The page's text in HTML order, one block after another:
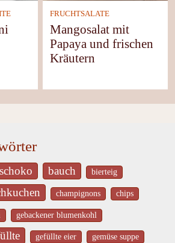
FRUCHTSALATE
Mangosalat mit
Papaya und frischen
Kräutern
bauch bierteig
champignons chips
gebackener blumenkohl
gefüllte eier gemüse suppe